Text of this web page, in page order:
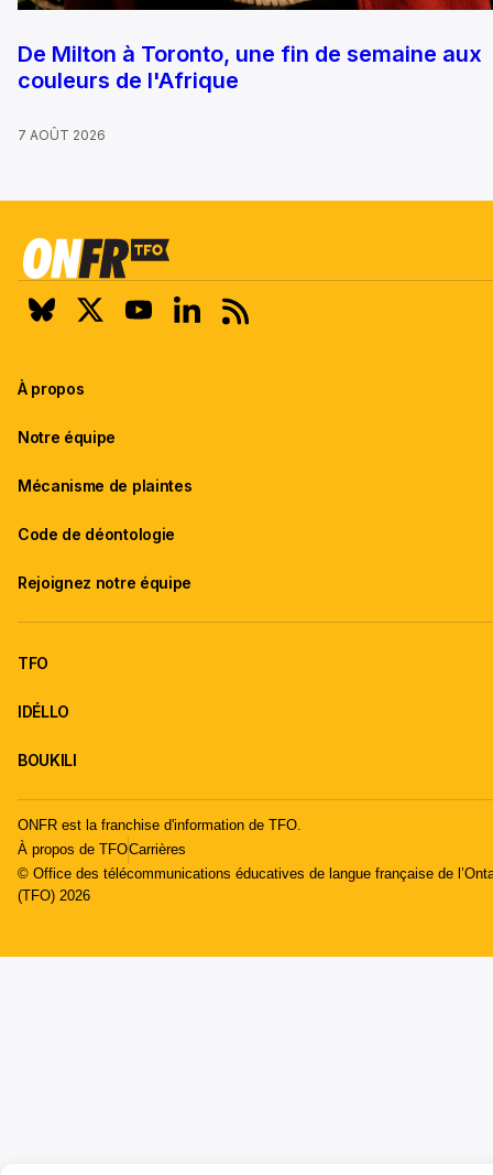
De Milton à Toronto, une fin de semaine aux
couleurs de l'Afrique
7 AOÛT 2026
À propos
Notre équipe
Mécanisme de plaintes
Code de déontologie
Rejoignez notre équipe
TFO
IDÉLLO
BOUKILI
ONFR est la franchise d'information de TFO.
À propos de TFOCarrières
© Office des télécommunications éducatives de langue française de
(TFO) 2026